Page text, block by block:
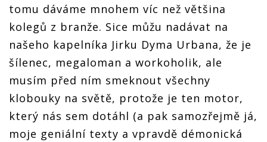
tomu dáváme mnohem víc než většina
kolegů z branže. Sice můžu nadávat na
našeho kapelníka Jirku Dyma Urbana, že je
šílenec, megaloman a workoholik, ale
musím před ním smeknout všechny
klobouky na světě, protože je ten motor,
který nás sem dotáhl (a pak samozřejmě já,
moje geniální texty a vpravdě démonická